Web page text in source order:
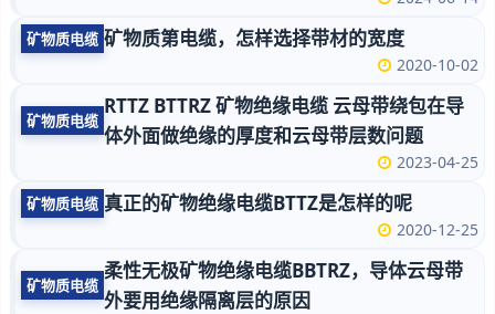
矿物质电缆 矿物质第电缆，怎样选择带材的宽度
2020-10-02
矿物质电缆
RTTZ BTTRZ 矿物绝缘电缆 云母带绕包在导
体外面做绝缘的厚度和云母带层数问题
2023-04-25
矿物质电缆 真正的矿物绝缘电缆BTTZ是怎样的呢
2020-12-25
矿物质电缆
柔性无极矿物绝缘电缆BBTRZ，导体云母带
外要用绝缘隔离层的原因